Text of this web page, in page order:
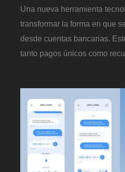
Una nueva herramienta
transformar la forma en que
desde cuentas bancarias.
tanto pagos únicos como